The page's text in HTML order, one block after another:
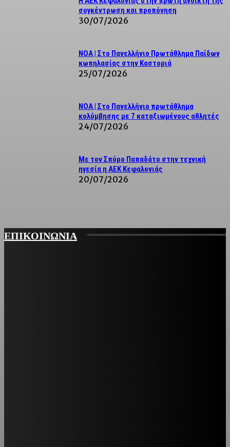
συγκέντρωση και προπόνηση
30/07/2026
NOA | Στο Πανελλήνιο Πρωτάθλημα Παίδων
κωπηλασίας στην Καστοριά
25/07/2026
ΝΟΑ | Στο Πανελλήνιο πρωτάθλημα
κολύμβησης με 7 καταξιωμένους αθλητές
24/07/2026
Με τον Σπύρο Παπαδάτο στην τεχνική
ηγεσία η ΑΕΚ Κεφαλονιάς
20/07/2026
ΕΠΙΚΟΙΝΩΝΙΑ